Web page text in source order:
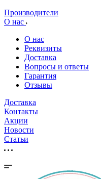
Производители
О нас
О нас
Реквизиты
Доставка
Вопросы и ответы
Гарантия
Отзывы
Доставка
Контакты
Акции
Новости
Cтатьи